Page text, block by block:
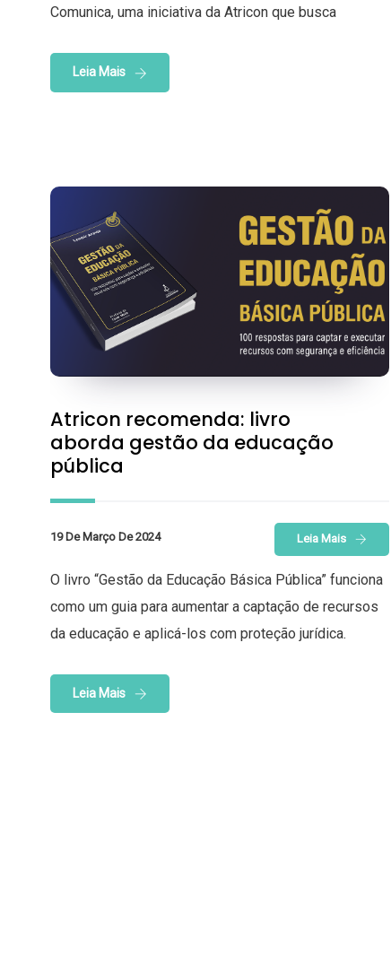
Comunica, uma iniciativa da Atricon que busca
Leia Mais
Atricon recomenda: livro
aborda gestão da educação
pública
19 De Março De 2024 Leia Mais
O livro “Gestão da Educação Básica Pública” funciona
como um guia para aumentar a captação de recursos
da educação e aplicá-los com proteção jurídica.
Leia Mais